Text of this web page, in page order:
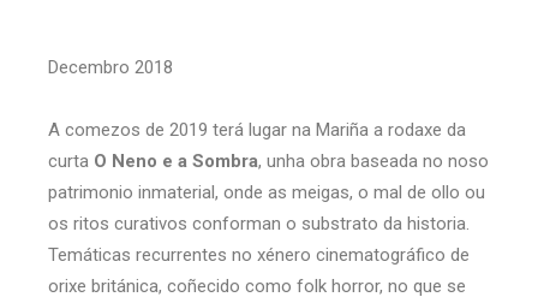
Decembro 2018
A comezos de 2019 terá lugar na Mariña a rodaxe da
curta O Neno e a Sombra, unha obra baseada no noso
patrimonio inmaterial, onde as meigas, o mal de ollo ou
os ritos curativos conforman o substrato da historia.
Temáticas recurrentes no xénero cinematográfico de
orixe británica, coñecido como folk horror, no que se